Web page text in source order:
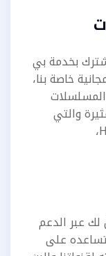
بخدمة بي
خاصة بنا،
والتي
لك عبر الدعم
على